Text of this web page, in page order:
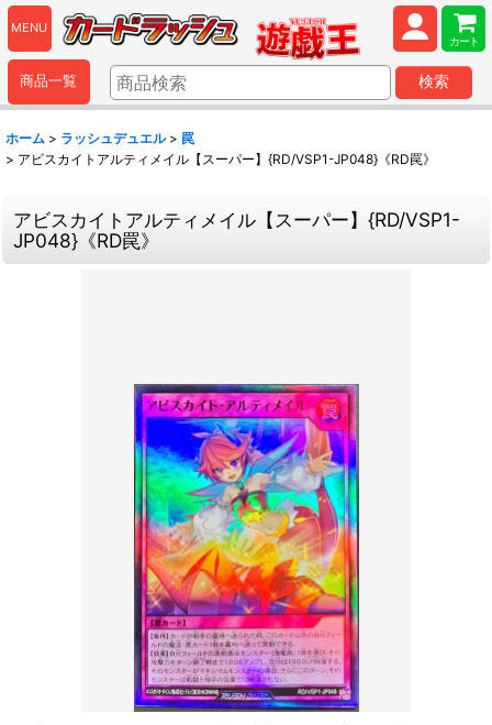
MENU
カート
商品一覧 検索
ホーム > ラッシュデュエル > 罠
> アビスカイトアルティメイル【スーパー】{RD/VSP1-JP048}《RD罠》
アビスカイトアルティメイル【スーパー】{RD/VSP1-
JP048}《RD罠》